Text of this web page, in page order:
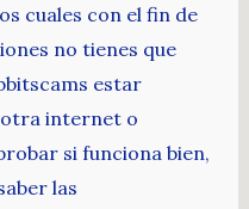
cuales con el fin de
no tienes que
estar
internet o
si funciona bien,
las